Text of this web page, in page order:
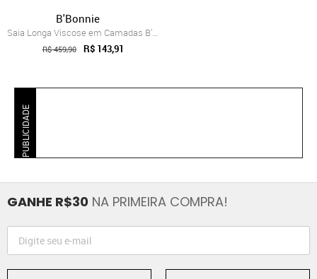
B'Bonnie
Saia Longa Viscose em Camadas B’Bonnie L...
R$ 459,90 R$ 143,91
PUBLICIDADE
GANHE R$30 NA PRIMEIRA COMPRA!